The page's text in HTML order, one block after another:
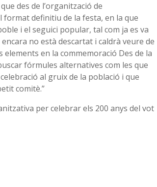
des de l’organització de
format definitiu de la festa, en la que
i el seguici popular, tal com ja es va
no està descartat i caldrà veure de
en la commemoració Des de la
fórmules alternatives com les que
al gruix de la població i que
comitè.”
per celebrar els 200 anys del vot